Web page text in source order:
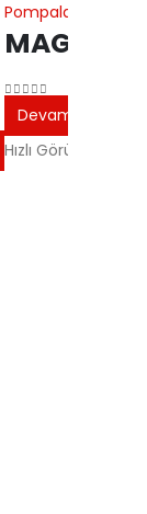
Pompaları
MAGNA3
5 üzerinden
Devamını oku
Hızlı Görünüm